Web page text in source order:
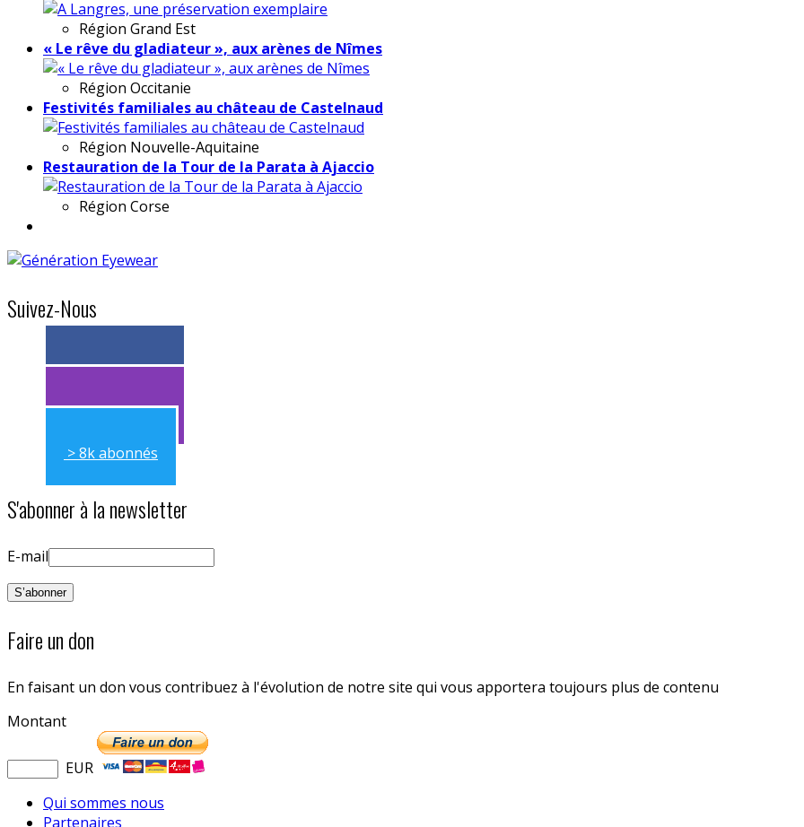
Région Grand Est
« Le rêve du gladiateur », aux arènes de Nîmes
Région Occitanie
Festivités familiales au château de Castelnaud
Région Nouvelle-Aquitaine
Restauration de la Tour de la Parata à Ajaccio
Région Corse
Suivez-Nous
> 11k abonnés
> 11k abonnés
> 8k abonnés
S'abonner à la newsletter
E-mail
Faire un don
En faisant un don vous contribuez à l'évolution de notre site qui vous apportera toujours plus de contenu
Montant
EUR
Qui sommes nous
Partenaires